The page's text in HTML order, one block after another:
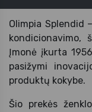
Olimpia Splendid
kondicionavimo,
Įmonė įkurta
pasižymi
produktų kokybe.
Šio prekės